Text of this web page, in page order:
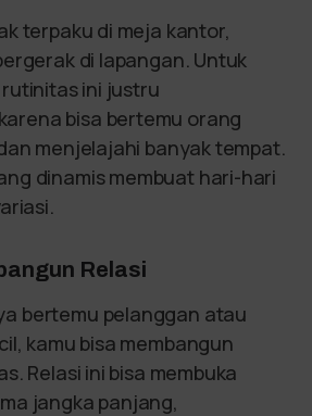
terpaku di meja kantor,
di lapangan. Untuk
ini justru
bisa bertemu orang
menjelajahi banyak tempat.
dinamis membuat hari-hari
Relasi
bertemu pelanggan atau
kamu bisa membangun
Relasi ini bisa membuka
jangka panjang,